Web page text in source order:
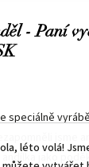
léto volá!
- Paní
speciálně
andílka jako